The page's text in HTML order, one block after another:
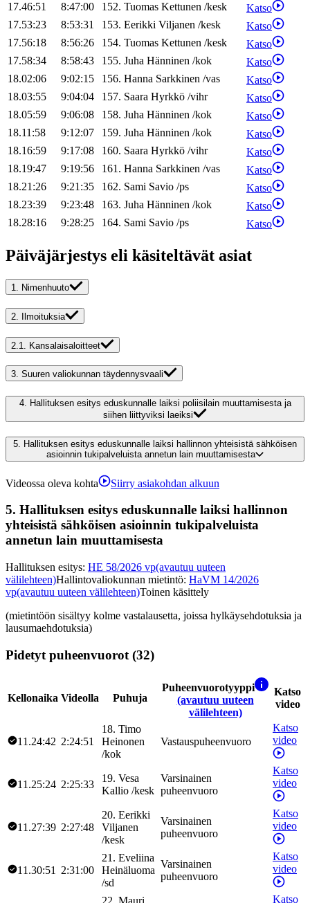
17.46:51
8:47:00 152. Tuomas Kettunen /kesk
Katso
17.53:23
8:53:31 153. Eerikki Viljanen /kesk
Katso
17.56:18
8:56:26 154. Tuomas Kettunen /kesk
Katso
17.58:34
8:58:43 155. Juha Hänninen /kok
Katso
18.02:06
9:02:15 156. Hanna Sarkkinen /vas
Katso
18.03:55
9:04:04 157. Saara Hyrkkö /vihr
Katso
18.05:59
9:06:08 158. Juha Hänninen /kok
Katso
18.11:58
9:12:07 159. Juha Hänninen /kok
Katso
18.16:59
9:17:08 160. Saara Hyrkkö /vihr
Katso
18.19:47
9:19:56 161. Hanna Sarkkinen /vas
Katso
18.21:26
9:21:35 162. Sami Savio /ps
Katso
18.23:39
9:23:48 163. Juha Hänninen /kok
Katso
18.28:16
9:28:25 164. Sami Savio /ps Katso
Päiväjärjestys eli käsiteltävät asiat
1. Nimenhuuto
2. Ilmoituksia
2.1. Kansalaisaloitteet
3. Suuren valiokunnan täydennysvaali
4. Hallituksen esitys eduskunnalle laiksi poliisilain muuttamisesta ja
siihen liittyviksi laeiksi
5.
Hallituksen esitys eduskunnalle laiksi hallinnon yhteisistä sähköisen
asioinnin tukipalveluista annetun lain muuttamisesta
Videossa oleva kohta Siirry asiakohdan alkuun
5. Hallituksen esitys eduskunnalle laiksi hallinnon
yhteisistä sähköisen asioinnin tukipalveluista
annetun lain muuttamisesta
Hallituksen esitys: HE 58/2026 vp(avautuu uuteen
välilehteen)Hallintovaliokunnan mietintö: HaVM 14/2026
vp(avautuu uuteen välilehteen)Toinen käsittely
(mietintöön sisältyy kolme vastalausetta, joissa hylkäysehdotuksia ja
lausumaehdotuksia)
Pidetyt puheenvuorot (32)
Kellonaika Videolla Puhuja
Puheenvuorotyyppi
(avautuu uuteen
välilehteen)
Katso
video
11.24:42 2:24:51
18. Timo
Heinonen
/kok
Vastauspuheenvuoro
Katso
video
11.25:24 2:25:33
19. Vesa
Kallio /kesk
Varsinainen
puheenvuoro
Katso
video
11.27:39 2:27:48
20. Eerikki
Viljanen
/kesk
Varsinainen
puheenvuoro
Katso
video
11.30:51 2:31:00
21. Eveliina
Heinäluoma
/sd
Varsinainen
puheenvuoro
Katso
video
Katso